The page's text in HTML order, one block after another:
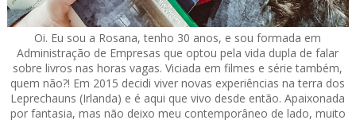
Oi. Eu sou a Rosana, tenho 30 anos, e sou formada em
Administração de Empresas que optou pela vida dupla de falar
sobre livros nas horas vagas. Viciada em filmes e série também,
quem não?! Em 2015 decidi viver novas experiências na terra dos
Leprechauns (Irlanda) e é aqui que vivo desde então. Apaixonada
por fantasia, mas não deixo meu contemporâneo de lado, muito